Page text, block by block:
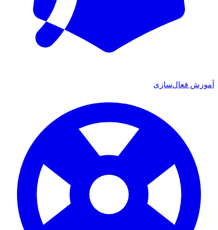
آموزش فعال‌سازی